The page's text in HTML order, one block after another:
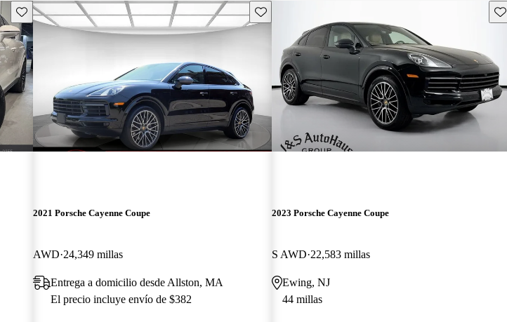
Guarda este Aviso Guarda este Aviso
2021 Porsche Cayenne Coupe
AWD 24,349 millas
Entrega a domicilio desde Allston, MA
El precio incluye envío de $382
2023 Porsche Cayenne Coupe
S AWD 22,583 millas
Ewing, NJ
44 millas